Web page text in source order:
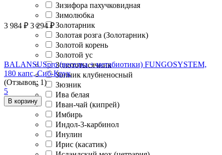
Зизифора пахучковидная
Зимолюбка
Золотарник
Золотая розга (Золотарник)
Золотой корень
Золотой ус
Золототысячник
Зопник клубненосный
Зюзник
Ива белая
Иван-чай (кипрей)
Имбирь
Индол-3-карбинол
Инулин
Ирис (касатик)
3 984 ₽ 3 294 ₽
BALANSUSpro (веселка + метабиотики) FUNGOSYSTEM,
180 капс, Сиб-Крук
(Отзывов: 1)
5
В корзину